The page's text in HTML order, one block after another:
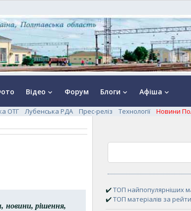
Відео keyboard_arrow_down Форум Блоги keyboard_arrow_down Афіша keyboard_arrow_down
ОТГ Лубенська РДА Прес-реліз Технології Новини
новини, рішення,
✔️ТОП найпопулярніших
✔️ТОП матеріалів за